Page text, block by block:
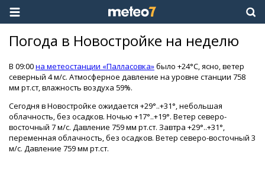
Погода в Новостройке на неделю
В 09:00на метеостанции «Палласовка»было +24°C, ясно, ветер
северный 4 м/с. Атмосферное давление на уровне станции 758
мм рт.ст, влажность воздуха 59%.
Сегодня в Новостройке ожидается +29°..+31°, небольшая
облачность, без осадков. Ночью +17°..+19°. Ветер северо-
восточный 7 м/с. Давление 759 мм рт.ст. Завтра +29°..+31°,
переменная облачность, без осадков. Ветер северо-восточный 3
м/с. Давление 759 мм рт.ст.